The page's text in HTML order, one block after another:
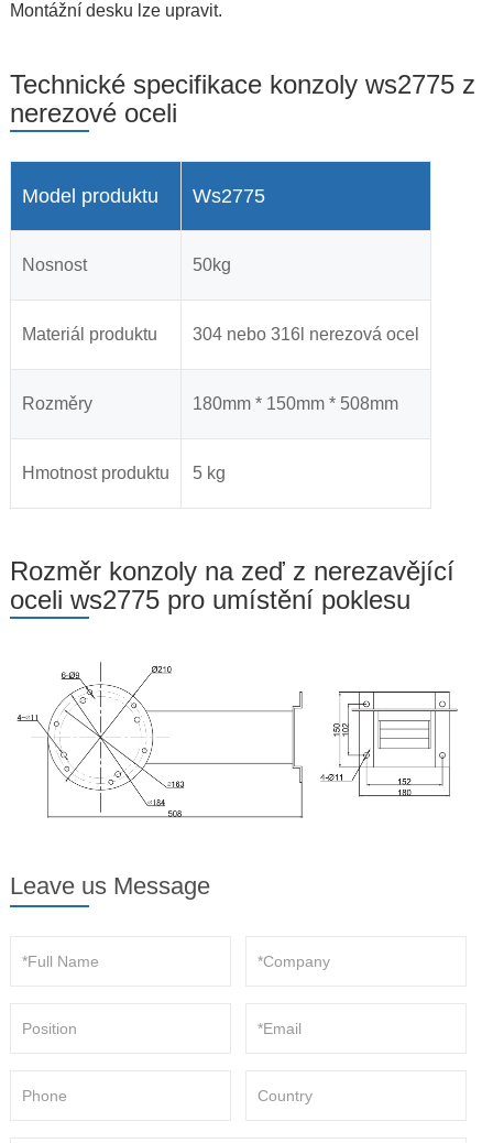
Montážní desku lze upravit.
Technické specifikace konzoly ws2775 z
nerezové oceli
Model produktu Ws2775
Nosnost 50kg
Materiál produktu 304 nebo 316l nerezová ocel
Rozměry 180mm * 150mm * 508mm
Hmotnost produktu 5 kg
Rozměr konzoly na zeď z nerezavějící
oceli ws2775 pro umístění poklesu
Leave us Message